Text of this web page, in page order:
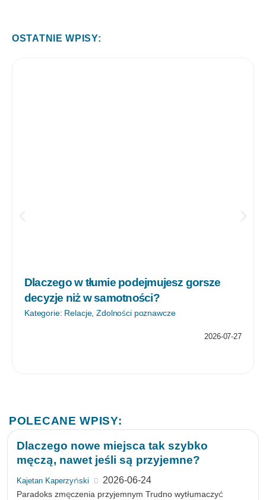
OSTATNIE WPISY:
Dlaczego w tłumie podejmujesz gorsze
decyzje niż w samotności?
Kategorie: Relacje,Zdolności poznawcze
2026-07-27
POLECANE WPISY:
Dlaczego nowe miejsca tak szybko
męczą, nawet jeśli są przyjemne?
Kajetan Kaperzyński 2026-06-24
Paradoks zmęczenia przyjemnym Trudno wytłumaczyć